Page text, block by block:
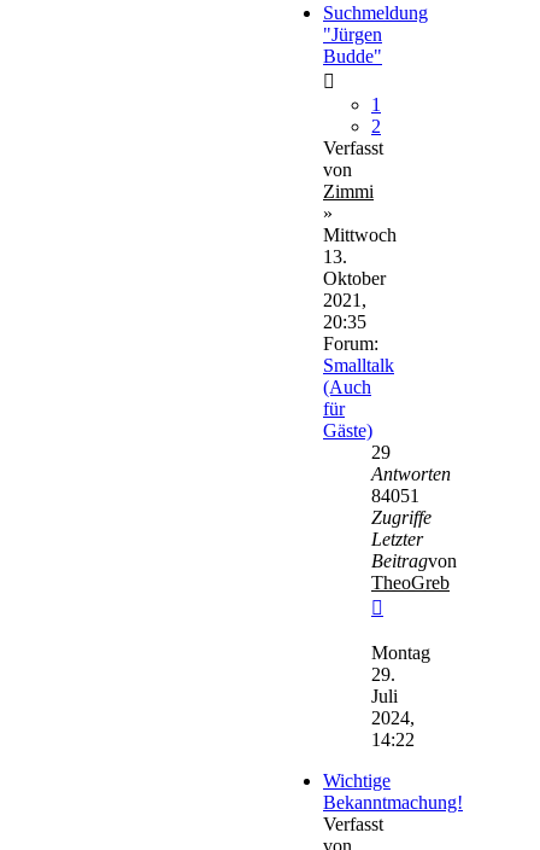
Suchmeldung
"Jürgen
Budde"
1
2
Verfasst
von
Zimmi
»
Mittwoch
13.
Oktober
2021,
20:35
Forum:
Smalltalk
(Auch
für
Gäste)
29
Antworten
84051
Zugriffe
Letzter
Beitragvon
TheoGreb
Beitrag
Montag
29.
Juli
2024,
14:22
Wichtige
Bekanntmachung!
Verfasst
von